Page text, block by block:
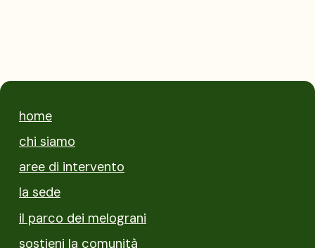
home
chi siamo
aree di intervento
la sede
il parco dei melograni
sostieni la comunità